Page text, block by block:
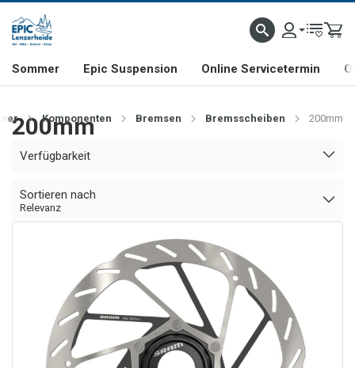
& FREERIDE-SPEZIALIST SCHWEIZER FIRMA SHOP & SHOWROOM IN
Sommer Epic Suspension Online Servicetermin
Komponenten Bremsen Bremsscheiben 200mm
200mm
Verfügbarkeit
Sortieren nach
Relevanz